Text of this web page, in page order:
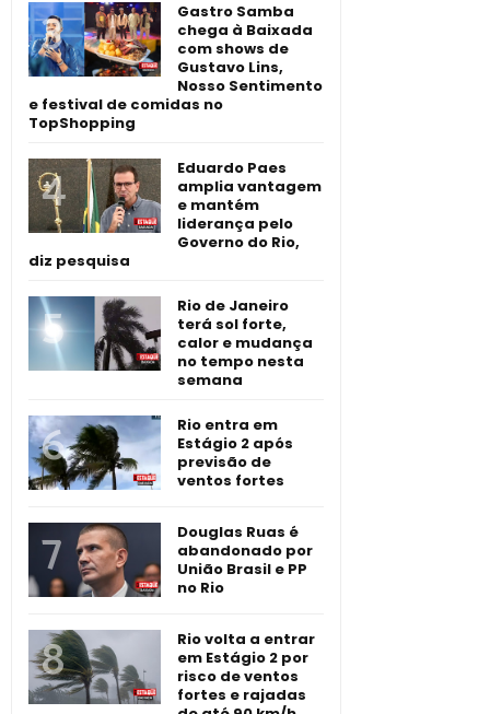
Gastro Samba
chega à Baixada
com shows de
Gustavo Lins,
Nosso Sentimento
e festival de comidas no
TopShopping
Eduardo Paes
amplia vantagem
e mantém
liderança pelo
Governo do Rio,
diz pesquisa
Rio de Janeiro
terá sol forte,
calor e mudança
no tempo nesta
semana
Rio entra em
Estágio 2 após
previsão de
ventos fortes
Douglas Ruas é
abandonado por
União Brasil e PP
no Rio
Rio volta a entrar
em Estágio 2 por
risco de ventos
fortes e rajadas